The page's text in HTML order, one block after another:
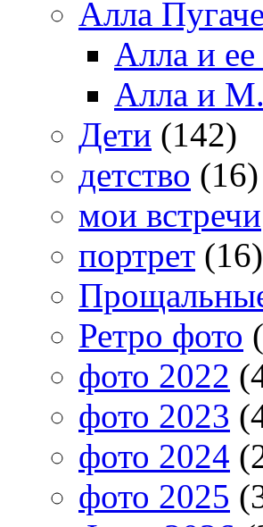
Алла
Алла и
Алла и
Дети (142)
детство (16)
мои встречи
портрет (16)
Ретро фото
фото 2022
фото 2023
фото 2024
фото 2025